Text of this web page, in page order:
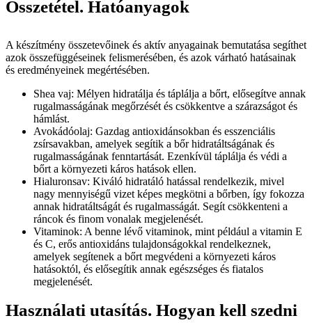
Összetétel. Hatóanyagok
A készítmény összetevőinek és aktív anyagainak bemutatása segíthet
azok összefüggéseinek felismerésében, és azok várható hatásainak
és eredményeinek megértésében.
Shea vaj: Mélyen hidratálja és táplálja a bőrt, elősegítve annak
rugalmasságának megőrzését és csökkentve a szárazságot és
hámlást.
Avokádóolaj: Gazdag antioxidánsokban és esszenciális
zsírsavakban, amelyek segítik a bőr hidratáltságának és
rugalmasságának fenntartását. Ezenkívül táplálja és védi a
bőrt a környezeti káros hatások ellen.
Hialuronsav: Kiváló hidratáló hatással rendelkezik, mivel
nagy mennyiségű vizet képes megkötni a bőrben, így fokozza
annak hidratáltságát és rugalmasságát. Segít csökkenteni a
ráncok és finom vonalak megjelenését.
Vitaminok: A benne lévő vitaminok, mint például a vitamin E
és C, erős antioxidáns tulajdonságokkal rendelkeznek,
amelyek segítenek a bőrt megvédeni a környezeti káros
hatásoktól, és elősegítik annak egészséges és fiatalos
megjelenését.
Használati utasítás. Hogyan kell szedni